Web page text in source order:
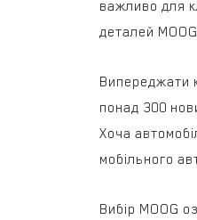
важливо для
деталей
Випереджати
понад 300
Хоча
мобільного
Вибір MOOG